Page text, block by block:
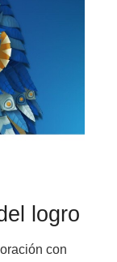
logro
con